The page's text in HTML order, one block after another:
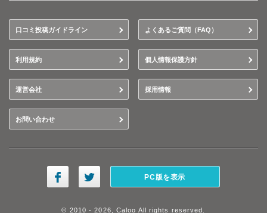
口コミ投稿ガイドライン よくあるご質問（FAQ）
利用規約 個人情報保護方針
運営会社 採用情報
お問い合わせ
PC版を表示
© 2010 - 2026, Caloo All rights reserved.